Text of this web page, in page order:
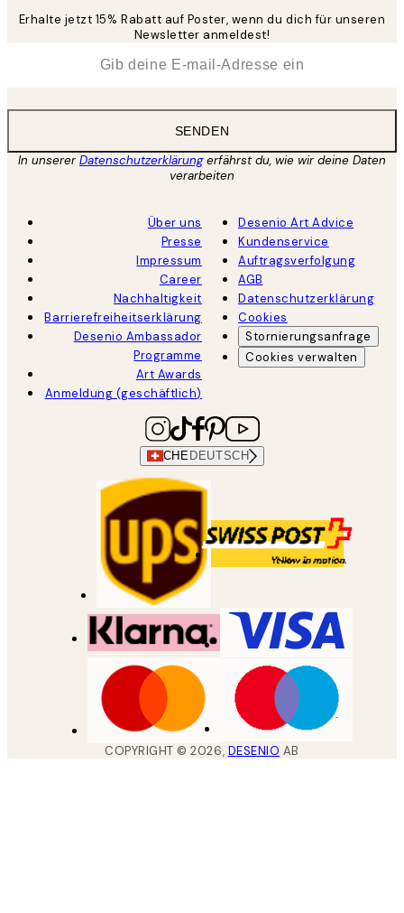
Erhalte jetzt 15% Rabatt auf Poster, wenn du dich für unseren
Newsletter anmeldest!
SENDEN
In unsererDatenschutzerklärungerfährst du, wie wir deine Daten
verarbeiten
Über uns
Presse
Impressum
Career
Nachhaltigkeit
Barrierefreiheitserklärung
Desenio Ambassador
Programme
Art Awards
Anmeldung (geschäftlich)
Desenio Art Advice
Kundenservice
Auftragsverfolgung
AGB
Datenschutzerklärung
Cookies
Stornierungsanfrage
Cookies verwalten
CHE DEUTSCH
COPYRIGHT ©2026, DESENIO AB